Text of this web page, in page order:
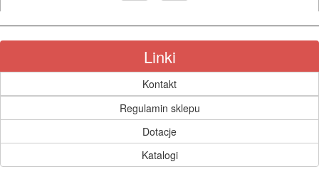
pistolety
elektryczne
polerki
Linki
Kontakt
Regulamin sklepu
Dotacje
Katalogi